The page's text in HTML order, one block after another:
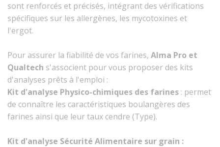
sont renforcés et précisés, intégrant des vérifications
spécifiques sur les allergènes, les mycotoxines et
l'ergot.
Pour assurer la fiabilité de vos farines, Alma Pro et
Qualtech s'associent pour vous proposer des kits
d'analyses prêts à l'emploi :
Kit d'analyse Physico-chimiques des farines : permet
de connaître les caractéristiques boulangères des
farines ainsi que leur taux cendre (Type).
Kit d'analyse Sécurité Alimentaire sur grain :